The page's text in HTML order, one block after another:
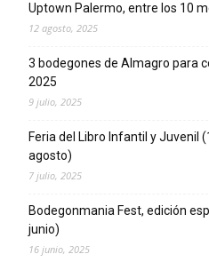
Uptown Palermo, entre los 10
12 agosto, 2025
3 bodegones de Almagro para
2025
9 julio, 2025
Feria del Libro Infantil y Juvenil
agosto)
7 julio, 2025
Bodegonmania Fest, edición
junio)
16 junio, 2025